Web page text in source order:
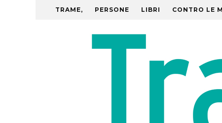
TRAME, PERSONE LIBRI CONTRO LE